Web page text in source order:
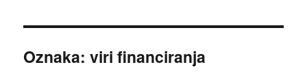
organizacij Slovenije
Oznaka:viri financiranja